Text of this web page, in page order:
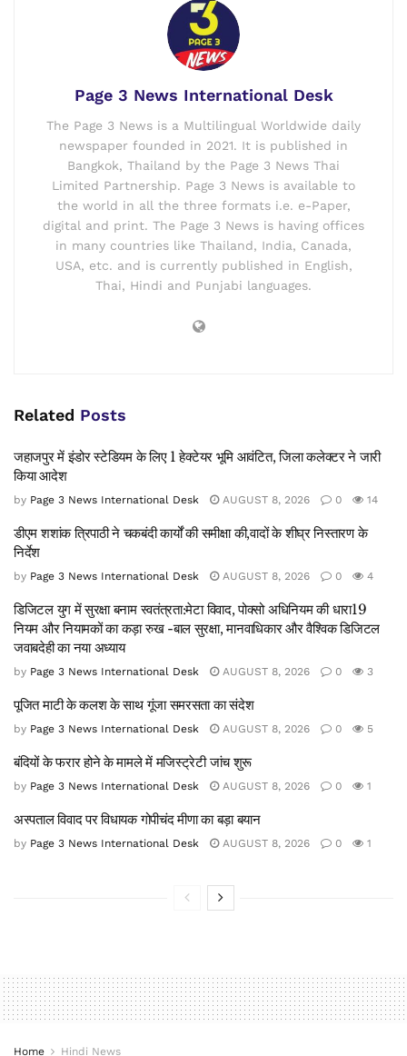
Page 3 News International Desk
The Page 3 News is a Multilingual Worldwide daily
newspaper founded in 2021. It is published in
Bangkok, Thailand by the Page 3 News Thai
Limited Partnership. Page 3 News is available to
the world in all the three formats i.e. e-Paper,
digital and print. The Page 3 News is having offices
in many countries like Thailand, India, Canada,
USA, etc. and is currently published in English,
Thai, Hindi and Punjabi languages.
Related Posts
जहाजपुर में इंडोर स्टेडियम के लिए 1 हेक्टेयर भूमि आवंटित, जिला कलेक्टर ने जारी
किया आदेश
by Page 3 News International Desk AUGUST 8, 2026 0 14
डीएम शशांक त्रिपाठी ने चकबंदी कार्यों की समीक्षा की,वादों के शीघ्र निस्तारण के
निर्देश
by Page 3 News International Desk AUGUST 8, 2026 0 4
डिजिटल युग में सुरक्षा बनाम स्वतंत्रता:मेटा विवाद, पोक्सो अधिनियम की धारा19
नियम और नियामकों का कड़ा रुख -बाल सुरक्षा, मानवाधिकार और वैश्विक डिजिटल
जवाबदेही का नया अध्याय
by Page 3 News International Desk AUGUST 8, 2026 0 3
पूजित माटी के कलश के साथ गूंजा समरसता का संदेश
by Page 3 News International Desk AUGUST 8, 2026 0 5
बंदियों के फरार होने के मामले में मजिस्ट्रेटी जांच शुरू
by Page 3 News International Desk AUGUST 8, 2026 0 1
अस्पताल विवाद पर विधायक गोपीचंद मीणा का बड़ा बयान
by Page 3 News International Desk AUGUST 8, 2026 0 1
Home Hindi News